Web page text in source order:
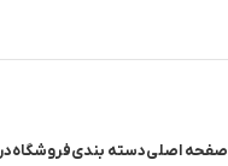
صفحه اصلیدسته بندیفروشگاه